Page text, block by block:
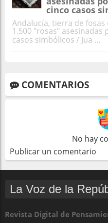
cinco casos
Andalucía, tierra de
1.500 "rosas"
casos simbólicos / Jua ...
COMENTARIOS
No hay
Publicar un comentario
La Voz de la
Revista Digital de